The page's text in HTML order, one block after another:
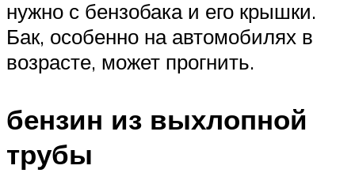
нужно с бензобака и его крышки.
Бак, особенно на автомобилях в
возрасте, может прогнить.
бензин из выхлопной
трубы